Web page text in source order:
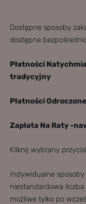
Dostępne sposoby
dostępne
Płatności
tradycyjny
Płatności Odroczone
Zapłata Na Raty -
Kliknij wybrany
Indywidualne sposoby
niestandardowa
możliwe tylko po